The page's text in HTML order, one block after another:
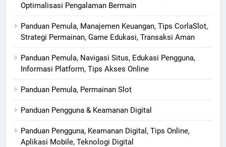
Optimalisasi Pengalaman Bermain
Panduan Pemula, Manajemen Keuangan, Tips CorlaSlot,
Strategi Permainan, Game Edukasi, Transaksi Aman
Panduan Pemula, Navigasi Situs, Edukasi Pengguna,
Informasi Platform, Tips Akses Online
Panduan Pemula, Permainan Slot
Panduan Pengguna & Keamanan Digital
Panduan Pengguna, Keamanan Digital, Tips Online,
Aplikasi Mobile, Teknologi Digital